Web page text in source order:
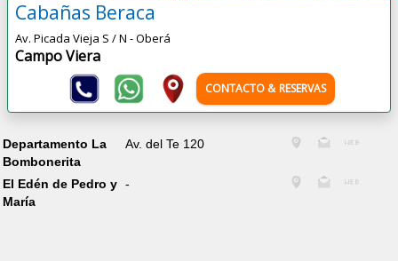
Cabañas Beraca
Av. Picada Vieja S / N - Oberá
Campo Viera
CONTACTO & RESERVAS
Departamento La
Bombonerita
Av. del Te 120
El Edén de Pedro y
María
-